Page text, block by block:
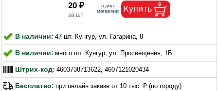
20 ₽
В наличии: 47 шт. Кунгур, ул. Гагарина, 8
В наличии: много шт. Кунгур, ул. Просвещения, 1Б
Штрих-код: 4603738713622, 4607121020434
Бесплатно: при онлайн заказе от 10 тыс. ₽ (по городу)